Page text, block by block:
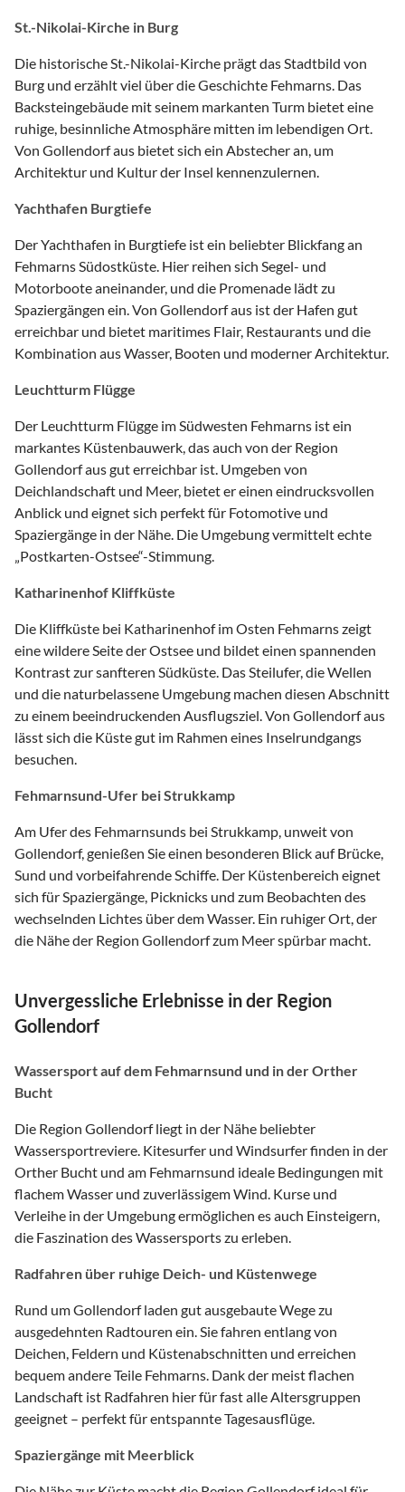
St.-Nikolai-Kirche in Burg
Die historische St.-Nikolai-Kirche prägt das Stadtbild von
Burg und erzählt viel über die Geschichte Fehmarns. Das
Backsteingebäude mit seinem markanten Turm bietet eine
ruhige, besinnliche Atmosphäre mitten im lebendigen Ort.
Von Gollendorf aus bietet sich ein Abstecher an, um
Architektur und Kultur der Insel kennenzulernen.
Yachthafen Burgtiefe
Der Yachthafen in Burgtiefe ist ein beliebter Blickfang an
Fehmarns Südostküste. Hier reihen sich Segel- und
Motorboote aneinander, und die Promenade lädt zu
Spaziergängen ein. Von Gollendorf aus ist der Hafen gut
erreichbar und bietet maritimes Flair, Restaurants und die
Kombination aus Wasser, Booten und moderner Architektur.
Leuchtturm Flügge
Der Leuchtturm Flügge im Südwesten Fehmarns ist ein
markantes Küstenbauwerk, das auch von der Region
Gollendorf aus gut erreichbar ist. Umgeben von
Deichlandschaft und Meer, bietet er einen eindrucksvollen
Anblick und eignet sich perfekt für Fotomotive und
Spaziergänge in der Nähe. Die Umgebung vermittelt echte
„Postkarten-Ostsee“-Stimmung.
Katharinenhof Kliffküste
Die Kliffküste bei Katharinenhof im Osten Fehmarns zeigt
eine wildere Seite der Ostsee und bildet einen spannenden
Kontrast zur sanfteren Südküste. Das Steilufer, die Wellen
und die naturbelassene Umgebung machen diesen Abschnitt
zu einem beeindruckenden Ausflugsziel. Von Gollendorf aus
lässt sich die Küste gut im Rahmen eines Inselrundgangs
besuchen.
Fehmarnsund-Ufer bei Strukkamp
Am Ufer des Fehmarnsunds bei Strukkamp, unweit von
Gollendorf, genießen Sie einen besonderen Blick auf Brücke,
Sund und vorbeifahrende Schiffe. Der Küstenbereich eignet
sich für Spaziergänge, Picknicks und zum Beobachten des
wechselnden Lichtes über dem Wasser. Ein ruhiger Ort, der
die Nähe der Region Gollendorf zum Meer spürbar macht.
Unvergessliche Erlebnisse in der Region
Gollendorf
Wassersport auf dem Fehmarnsund und in der Orther
Bucht
Die Region Gollendorf liegt in der Nähe beliebter
Wassersportreviere. Kitesurfer und Windsurfer finden in der
Orther Bucht und am Fehmarnsund ideale Bedingungen mit
flachem Wasser und zuverlässigem Wind. Kurse und
Verleihe in der Umgebung ermöglichen es auch Einsteigern,
die Faszination des Wassersports zu erleben.
Radfahren über ruhige Deich- und Küstenwege
Rund um Gollendorf laden gut ausgebaute Wege zu
ausgedehnten Radtouren ein. Sie fahren entlang von
Deichen, Feldern und Küstenabschnitten und erreichen
bequem andere Teile Fehmarns. Dank der meist flachen
Landschaft ist Radfahren hier für fast alle Altersgruppen
geeignet – perfekt für entspannte Tagesausflüge.
Spaziergänge mit Meerblick